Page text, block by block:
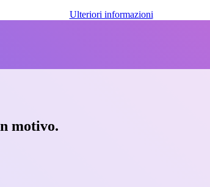
Ulteriori informazioni
motivo.